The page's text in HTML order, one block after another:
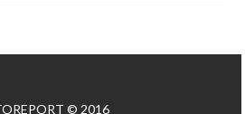
© 2016